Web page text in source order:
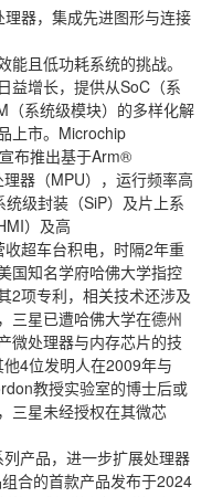
器，集成先进图形与连接
且低功耗系统的挑战。
益增长，提供从SoC（系
（系统级模块）的多样化解
上市。Microchip
布推出基于Arm®
器（MPU），运行频率高
级封装（SiP）及片上系
）及高
超车台积电，时隔2年重
国知名学府哈佛大学指控
2项专利，相关技术还涉及
三星已遭哈佛大学在德州
微处理器与内存芯片的技
4位发明人在2009年与
教授实验室的博士后或
三星未经授权在其微芯
产品，进一步扩展处理器
合的首款产品发布于2024